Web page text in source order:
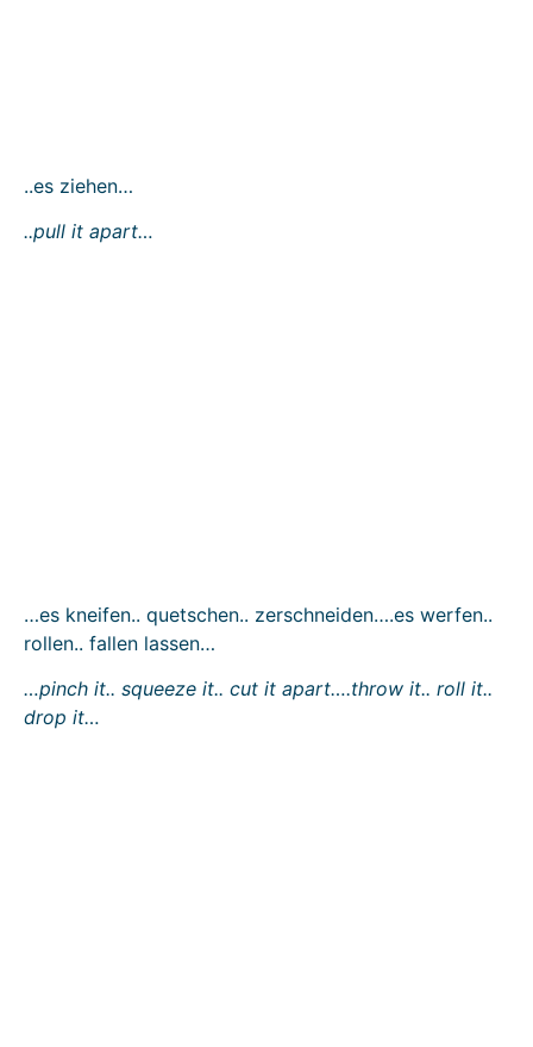
..es ziehen…
..pull it apart…
…es kneifen.. quetschen.. zerschneiden….es werfen..
rollen.. fallen lassen…
…pinch it.. squeeze it.. cut it apart….throw it.. roll it..
drop it…